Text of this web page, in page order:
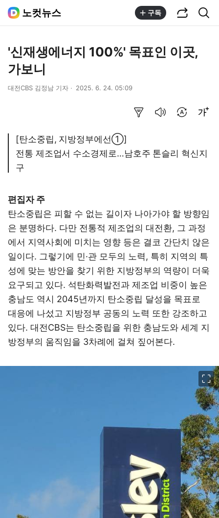
노컷뉴스 구독
'신재생에너지 100%' 목표인 이곳,
가보니
대전CBS 김정남 기자 2025. 6. 24. 05:09
[탄소중립, 지방정부에선①]
전통 제조업서 수소경제로…남호주 톤슬리 혁신지
구
편집자 주
탄소중립은 피할 수 없는 길이자 나아가야 할 방향임
은 분명하다. 다만 전통적 제조업의 대전환, 그 과정
에서 지역사회에 미치는 영향 등은 결코 간단치 않은
일이다. 그렇기에 민·관 모두의 노력, 특히 지역의 특
성에 맞는 방안을 찾기 위한 지방정부의 역량이 더욱
요구되고 있다. 석탄화력발전과 제조업 비중이 높은
충남도 역시 2045년까지 탄소중립 달성을 목표로
대응에 나섰고 지방정부 공동의 노력 또한 강조하고
있다. 대전CBS는 탄소중립을 위한 충남도와 세계 지
방정부의 움직임을 3차례에 걸쳐 짚어본다.